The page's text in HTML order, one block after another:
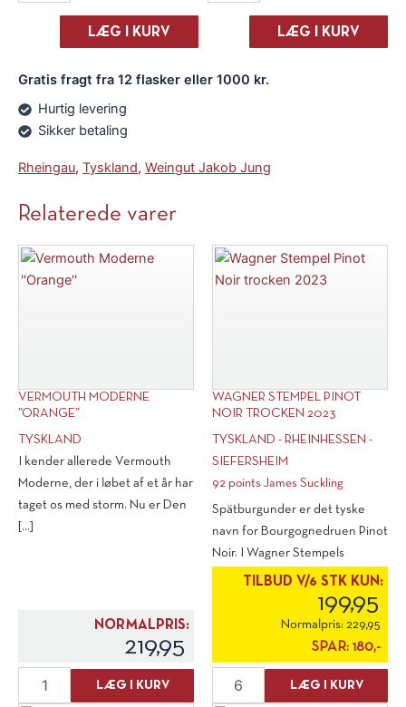
Spatburgunder
antal
LÆG I KURV
Spatburgunder
antal
LÆG I KURV
Gratis fragt fra 12 flasker eller 1000 kr.
Hurtig levering
Sikker betaling
Rheingau, Tyskland, Weingut Jakob Jung
Relaterede varer
VERMOUTH MODERNE
”ORANGE”
TYSKLAND
I kender allerede Vermouth
Moderne, der i løbet af et år har
taget os med storm. Nu er Den
[...]
NORMALPRIS:
219,95
Vermouth
Moderne
LÆG I KURV
WAGNER STEMPEL PINOT
NOIR TROCKEN 2023
TYSKLAND - RHEINHESSEN -
SIEFERSHEIM
92 points James Suckling
Spätburgunder er det tyske
navn for Bourgognedruen Pinot
Noir. I Wagner Stempels
økologiske [...]
TILBUD V/6 STK KUN:
199,95
Normalpris: 229,95
SPAR: 180,-
Stempel
LÆG I KURV